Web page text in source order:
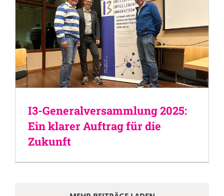
I3-Generalversammlung 2025:
Ein klarer Auftrag für die
Zukunft